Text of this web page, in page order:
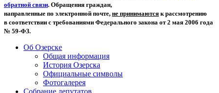
обратной связи. Обращения граждан,
направленные по электронной почте, не принимаются к рассмотрению
в соответствии с требованиями Федерального закона от 2 мая 2006 года
№ 59-ФЗ.
Об Озерске
Общая информация
История Озерска
Официальные символы
Фотогалерея
Собрание депутатов